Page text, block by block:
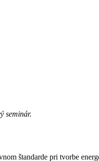
seminár.
štandarde pri tvorbe